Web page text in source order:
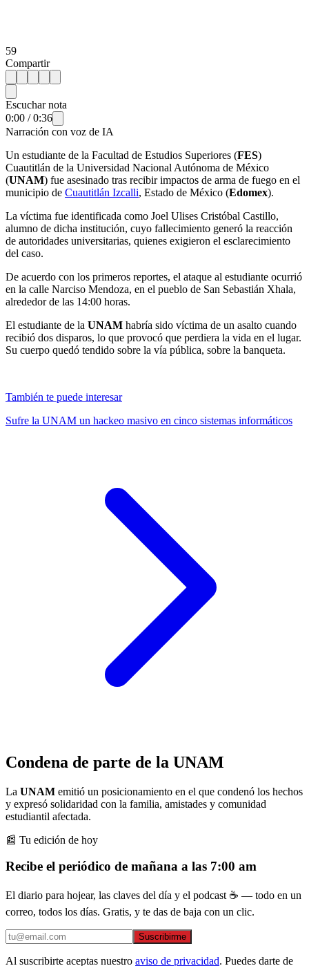
59
Compartir
Escuchar nota
0:00 /0:36
Narración con voz de IA
Un estudiante de la Facultad de Estudios Superiores (FES)
Cuautitlán de la Universidad Nacional Autónoma de México
(UNAM) fue asesinado tras recibir impactos de arma de fuego en el
municipio de Cuautitlán Izcalli, Estado de México (Edomex).
La víctima fue identificada como Joel Ulises Cristóbal Castillo,
alumno de dicha institución, cuyo fallecimiento generó la reacción
de autoridades universitarias, quienes exigieron el esclarecimiento
del caso.
De acuerdo con los primeros reportes, el ataque al estudiante ocurrió
en la calle Narciso Mendoza, en el pueblo de San Sebastián Xhala,
alrededor de las 14:00 horas.
El estudiante de la UNAM habría sido víctima de un asalto cuando
recibió dos disparos, lo que provocó que perdiera la vida en el lugar.
Su cuerpo quedó tendido sobre la vía pública, sobre la banqueta.
También te puede interesar
Sufre la UNAM un hackeo masivo en cinco sistemas informáticos
Condena de parte de la UNAM
La UNAM emitió un posicionamiento en el que condenó los hechos
y expresó solidaridad con la familia, amistades y comunidad
estudiantil afectada.
📰 Tu edición de hoy
Recibe el periódico de mañana a las 7:00 am
El diario para hojear, las claves del día y el podcast ☕ — todo en un
correo, todos los días. Gratis, y te das de baja con un clic.
Suscribirme
Al suscribirte aceptas nuestro aviso de privacidad. Puedes darte de